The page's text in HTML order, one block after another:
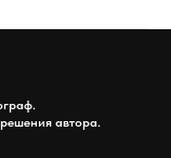
автора.